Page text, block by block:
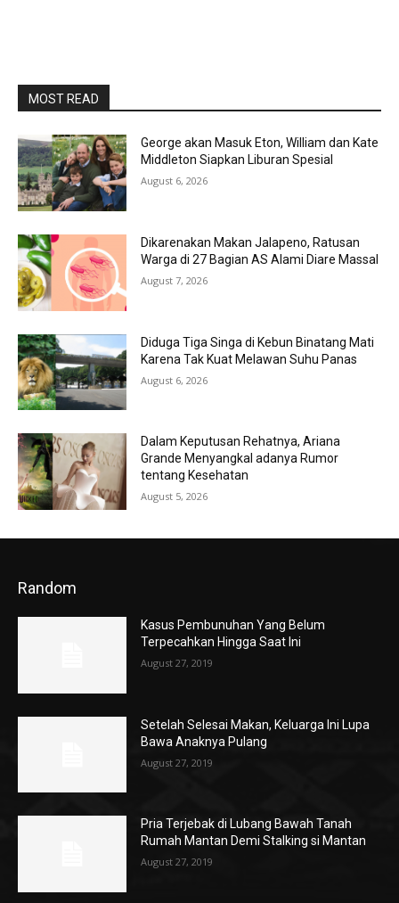
MOST READ
George akan Masuk Eton, William dan Kate
Middleton Siapkan Liburan Spesial
August 6, 2026
Dikarenakan Makan Jalapeno, Ratusan
Warga di 27 Bagian AS Alami Diare Massal
August 7, 2026
Diduga Tiga Singa di Kebun Binatang Mati
Karena Tak Kuat Melawan Suhu Panas
August 6, 2026
Dalam Keputusan Rehatnya, Ariana
Grande Menyangkal adanya Rumor
tentang Kesehatan
August 5, 2026
Random
Kasus Pembunuhan Yang Belum
Terpecahkan Hingga Saat Ini
August 27, 2019
Setelah Selesai Makan, Keluarga Ini Lupa
Bawa Anaknya Pulang
August 27, 2019
Pria Terjebak di Lubang Bawah Tanah
Rumah Mantan Demi Stalking si Mantan
August 27, 2019